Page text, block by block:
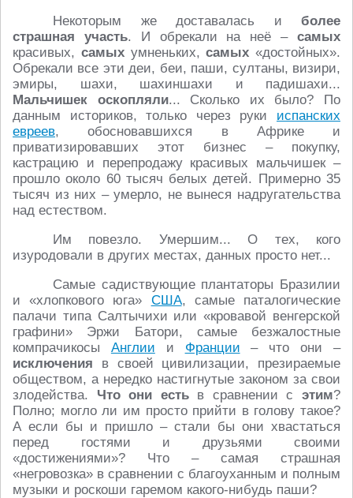
Некоторым же доставалась и более
страшная участь. И обрекали на неё –самых
красивых, самыхумненьких,самых «достойных».
Обрекали все эти деи, беи, паши, султаны, визири,
эмиры, шахи, шахиншахи и падишахи...
Мальчишек оскопляли... Сколько их было? По
данным историков, только через руки испанских
евреев, обосновавшихся в Африке и
приватизировавших этот бизнес – покупку,
кастрацию и перепродажу красивых мальчишек –
прошло около 60 тысяч белых детей. Примерно 35
тысяч из них – умерло, не вынеся надругательства
над естеством.
Им повезло. Умершим... О тех, кого
изуродовали в других местах, данных просто нет...
Самые садиствующие плантаторы Бразилии
и «хлопкового юга» США, самые паталогические
палачи типа Салтычихи или «кровавой венгерской
графини» Эржи Батори, самые безжалостные
компрачикосы Англии и Франции – что они –
исключения в своей цивилизации, презираемые
обществом, а нередко настигнутые законом за свои
злодейства. Что они естьв сравнении сэтим?
Полно; могло ли им просто прийти в голову такое?
А если бы и пришло – стали бы они хвастаться
перед гостями и друзьями своими
«достижениями»? Что – самая страшная
«негровозка» в сравнении с благоуханным и полным
музыки и роскоши гаремом какого-нибудь паши?